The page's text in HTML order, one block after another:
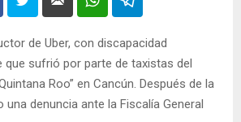
de Uber, con discapacidad
que sufrió por parte de taxistas del
Roo” en Cancún. Después de la
una denuncia ante la Fiscalía General